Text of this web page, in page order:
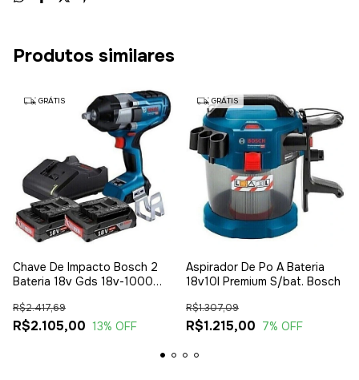
Produtos similares
GRÁTIS
Chave De Impacto Bosch 2
Bateria 18v Gds 18v-1000
R$2.105,00
R$2.417,69
13% OFF
GRÁTIS
Aspirador De Po A Bateria
18v10l Premium S/bat. Bosch
R$1.215,00
R$1.307,09
7% OFF